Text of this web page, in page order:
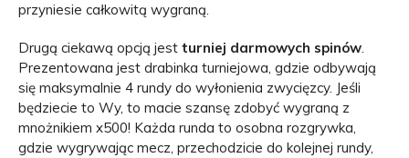
przyniesie całkowitą wygraną.
Drugą ciekawą opcją jest turniej darmowych spinów.
Prezentowana jest drabinka turniejowa, gdzie odbywają
się maksymalnie 4 rundy do wyłonienia zwycięzcy. Jeśli
będziecie to Wy, to macie szansę zdobyć wygraną z
mnożnikiem x500! Każda runda to osobna rozgrywka,
gdzie wygrywając mecz, przechodzicie do kolejnej rundy,